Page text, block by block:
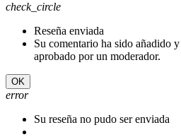
check_circle
Reseña enviada
Su comentario ha sido añadido
aprobado por un moderador.
OK
error
Su reseña no pudo ser enviada